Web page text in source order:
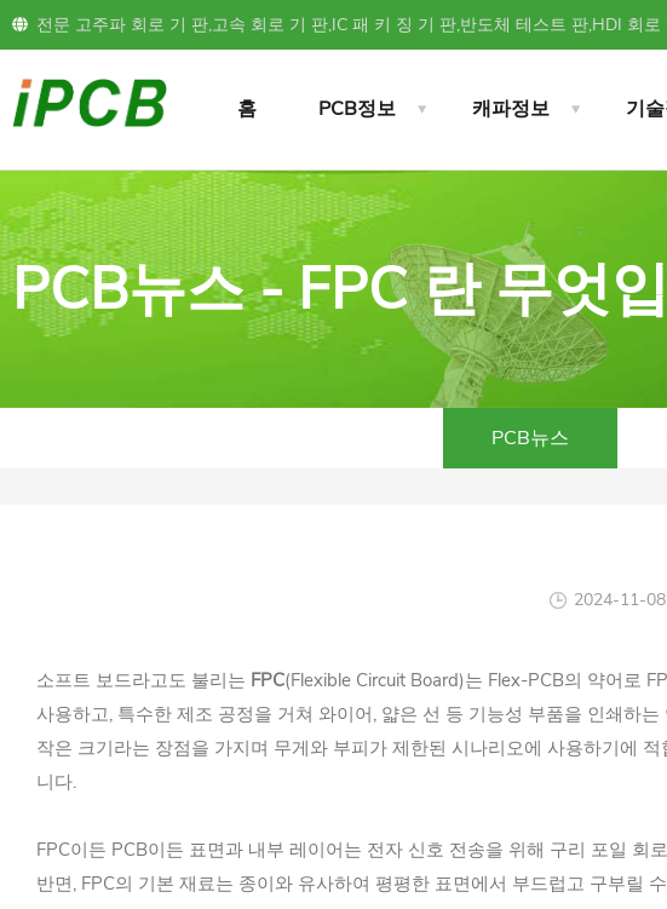
전문 고주파 회로 기 판,고속 회로 기 판,IC 패 키 징 기 판,반도체 테스트 판,HDI 회
홈 PCB정보 캐파정보 기
PCB뉴스 - FPC 란 무엇
PCB뉴스
2024-11-08
소프트 보드라고도 불리는 FPC(Flexible Circuit Board)는 Flex-PCB의 약어로
사용하고, 특수한 제조 공정을 거쳐 와이어, 얇은 선 등 기능성 부품을 인쇄하
작은 크기라는 장점을 가지며 무게와 부피가 제한된 시나리오에 사용하기에
니다.
FPC이든 PCB이든 표면과 내부 레이어는 전자 신호 전송을 위해 구리 포일
반면, FPC의 기본 재료는 종이와 유사하여 평평한 표면에서 부드럽고 구부릴